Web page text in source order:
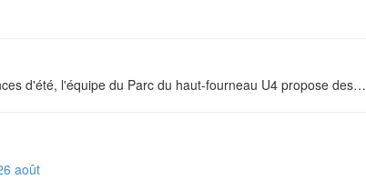
d'été, l'équipe du Parc du haut-fourneau U4 propose des…